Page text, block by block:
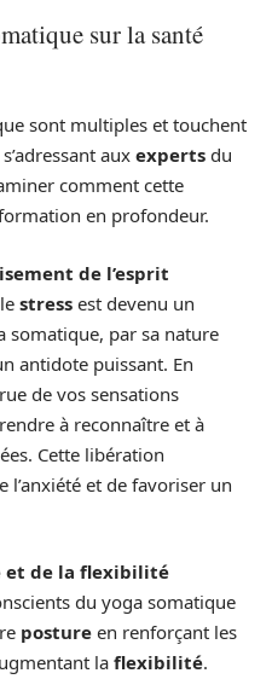
sur la santé
sont multiples et touchent
aux experts du
comment cette
en profondeur.
de l’esprit
stress est devenu un
somatique, par sa nature
antidote puissant. En
de vos sensations
à reconnaître et à
Cette libération
et de favoriser un
et de la flexibilité
du yoga somatique
posture en renforçant les
la flexibilité.